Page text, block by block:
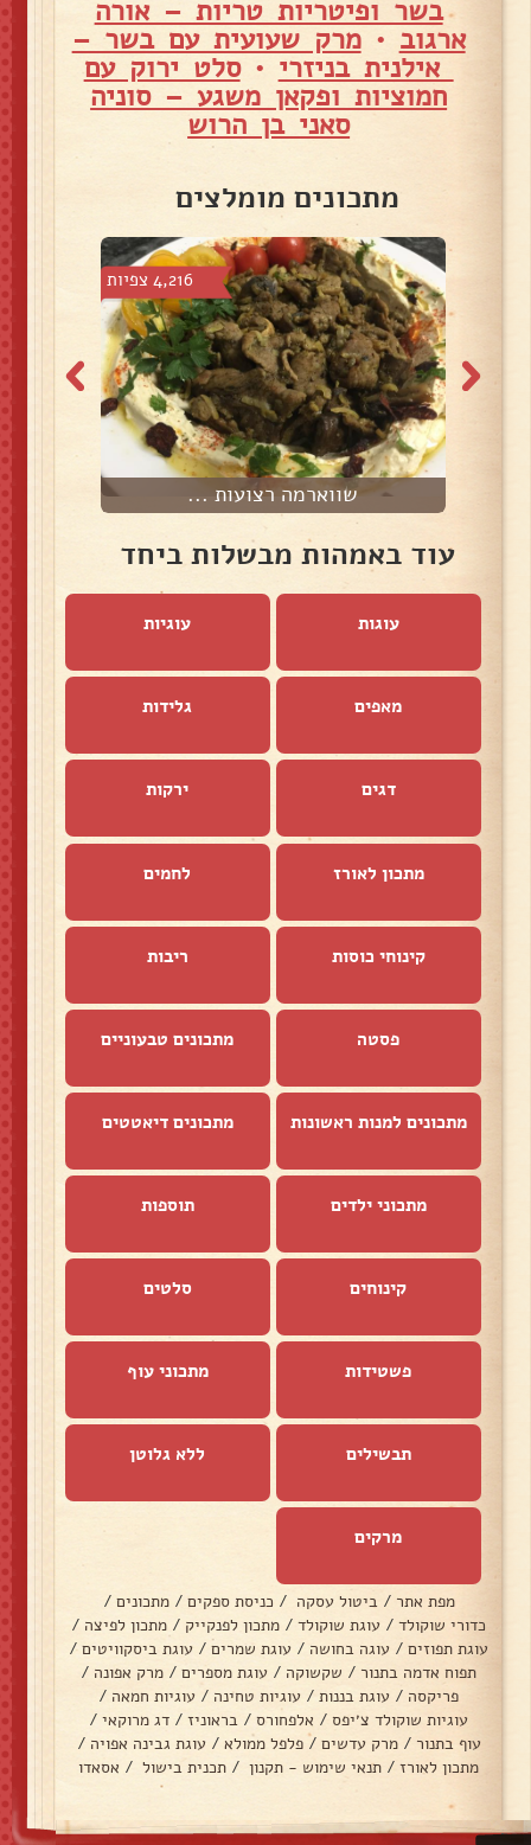
בשר ופיטריות טריות – אורה
ארגוב •מרק שעועית עם בשר –
אילנית בניזרי •סלט ירוק עם
חמוציות ופקאן משגע – סוניה
סאני בן הרוש
מתכונים מומלצים
4,216 צפיות
שווארמה רצועות ...
עוד באמהות מבשלות ביחד
עוגות עוגיות
מאפים גלידות
דגים ירקות
מתכון לאורז לחמים
קינוחי כוסות ריבות
פסטה מתכונים טבעוניים
מתכונים למנות ראשונות מתכונים דיאטטים
מתכוני ילדים תוספות
קינוחים סלטים
פשטידות מתכוני עוף
תבשילים ללא גלוטן
מרקים
מפת אתר / ביטול עסקה / כניסת ספקים / מתכונים /
כדורי שוקולד / עוגת שוקולד / מתכון לפנקייק / מתכון לפיצה /
עוגת תפוזים / עוגה בחושה / עוגת שמרים / עוגת ביסקוויטים/
תפוח אדמה בתנור / שקשוקה / עוגת מספרים / מרק אפונה /
פריקסה / עוגת בננות / עוגיות טחינה / עוגיות חמאה /
עוגיות שוקולד צ׳יפס / אלפחורס / בראוניז / דג מרוקאי /
עוף בתנור / מרק עדשים / פלפל ממולא / עוגת גבינה אפויה /
מתכון לאורז / תנאי שימוש - תקנון / תכנית בישול / אסאדו